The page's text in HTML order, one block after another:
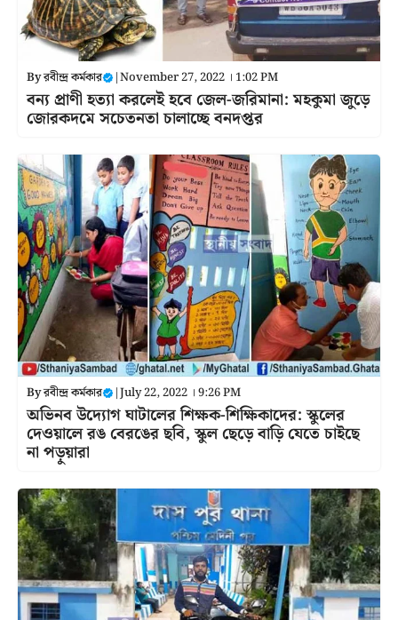
Byরবীন্দ্র কর্মকার |November 27, 2022 । 1:02 PM
বন্য প্রাণী হত্যা করলেই হবে জেল-জরিমানা: মহকুমা জুড়ে
জোরকদমে সচেতনতা চালাচ্ছে বনদপ্তর
Byরবীন্দ্র কর্মকার |July 22, 2022 । 9:26 PM
অভিনব উদ্যোগ ঘাটালের শিক্ষক-শিক্ষিকাদের: স্কুলের
দেওয়ালে রঙ বেরঙের ছবি, স্কুল ছেড়ে বাড়ি যেতে চাইছে
না পড়ুয়ারা